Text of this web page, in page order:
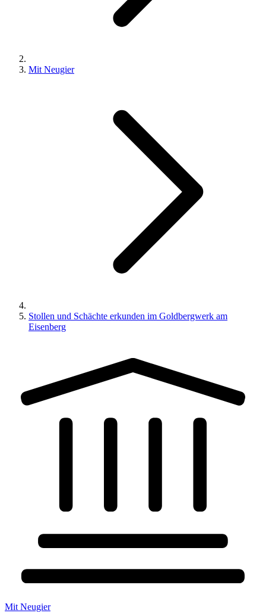
Mit Neugier
Stollen und Schächte erkunden im Goldbergwerk am
Eisenberg
Mit Neugier